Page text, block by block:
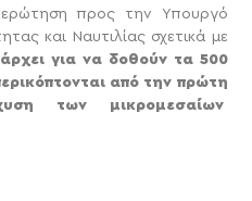
προς την Υπουργό
και Ναυτιλίας σχετικά με
για να δοθούν τα 500
από την πρώτη
των μικρομεσαίων